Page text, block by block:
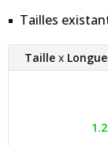
Tailles
Taille x